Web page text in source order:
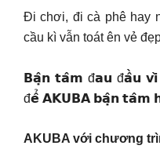
Đi chơi, đi cà phê hay
cầu kì vẫn toát ên vẻ
𝗕𝗮̣̂𝗻 𝘁𝗮̂𝗺 đ𝗮𝘂 đ𝗮̂̀𝘂
đ𝗲̂̉ 𝗔𝗞𝗨𝗕𝗔 𝗯𝗮̣̂𝗻 𝘁𝗮̂𝗺
AKUBA với chương